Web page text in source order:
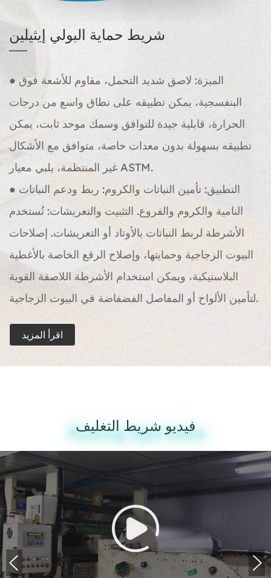
شريط حماية البولي إيثيلين
● الميزة: لاصق شديد التحمل، مقاوم للأشعة فوق
البنفسجية، يمكن تطبيقه على نطاق واسع من درجات
الحرارة، قابلية جيدة للتوافق وسمك موحد ثابت، يمكن
تطبيقه بسهولة بدون معدات خاصة، متوافق مع الأشكال
غير المنتظمة، يلبي معيار ASTM.
● التطبيق: تأمين النباتات والكروم: ربط ودعم النباتات
النامية والكروم والفروع. التثبيت والتعريشات: تُستخدم
الأشرطة لربط النباتات بالأوتاد أو التعريشات. إصلاحات
البيوت الزجاجية وحمايتها، وإصلاح الرقع الخاصة بالأغطية
البلاستيكية، ويمكن استخدام الأشرطة اللاصقة القوية
لتأمين الألواح أو المفاصل الفضفاضة في البيوت الزجاجية.
اقرأ المزيد
فيديو شريط التغليف
Packing Tape Video